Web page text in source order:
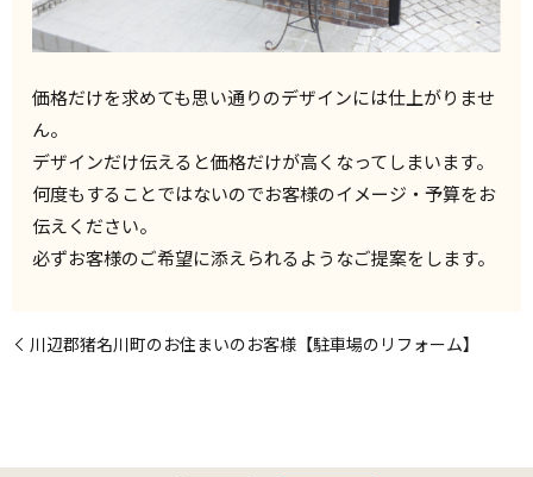
価格だけを求めても思い通りのデザインには仕上がりませ
ん。
デザインだけ伝えると価格だけが高くなってしまいます。
何度もすることではないのでお客様のイメージ・予算をお
伝えください。
必ずお客様のご希望に添えられるようなご提案をします。
川辺郡猪名川町のお住まいのお客様【駐車場のリフォーム】